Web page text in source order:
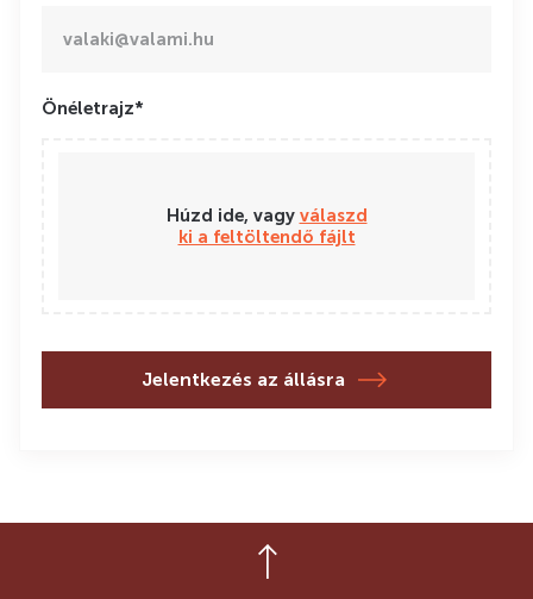
Önéletrajz*
Húzd ide, vagy válaszd
ki a feltöltendő fájlt
Jelentkezés az állásra